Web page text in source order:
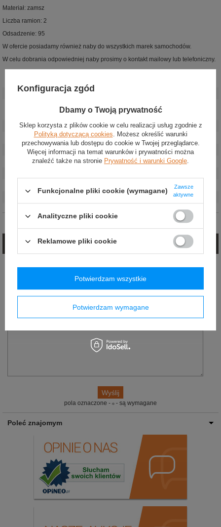
Materiał: zamsz
Liczba ramion: 2
Odsadzenie: 95
W ofercie posiadamy również naby do wszystkich marek samochodów.
W celu dobrania odpowiedniej naby prosimy o kontakt mailowy lub telefoniczny.
Kategoria:
Kierownice
Akcesoria
samochodowe:
Kierownice
Kolor:
Czarny
Średnica:
350 mm
Osadzenie:
95 mm
Płeć:
Unisex
Zadaj pytanie
E-mail:
pola oznaczone - - są wymagane
Poleć znajomym
Konfiguracja zgód
Dbamy o Twoją prywatność
Sklep korzysta z plików cookie w celu realizacji usług zgodnie z
Polityką dotyczącą cookies. Możesz określić warunki
przechowywania lub dostępu do cookie w Twojej przeglądarce.
Więcej informacji na temat warunków i prywatności można
znaleźć także na stronie Prywatność i warunki Google.
Funkcjonalne pliki cookie (wymagane)
Zawsze
aktywne
Analityczne pliki cookie
Reklamowe pliki cookie
Potwierdzam wymagane
Potwierdzam wszystkie